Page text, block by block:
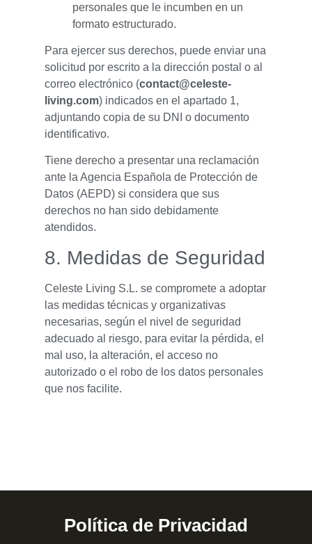
personales que le incumben en un
formato estructurado.
Para ejercer sus derechos, puede enviar una
solicitud por escrito a la dirección postal o al
correo electrónico (contact@celeste-
living.com) indicados en el apartado 1,
adjuntando copia de su DNI o documento
identificativo.
Tiene derecho a presentar una reclamación
ante la Agencia Española de Protección de
Datos (AEPD) si considera que sus
derechos no han sido debidamente
atendidos.
8. Medidas de Seguridad
Celeste Living S.L. se compromete a adoptar
las medidas técnicas y organizativas
necesarias, según el nivel de seguridad
adecuado al riesgo, para evitar la pérdida, el
mal uso, la alteración, el acceso no
autorizado o el robo de los datos personales
que nos facilite.
Política de Privacidad